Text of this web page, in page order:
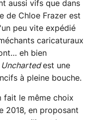
aussi vifs que dans
de Chloe Frazer est
peu vite expédié
caricaturaux
eh bien
Unchartedest une
à pleine bouche.
fait le même choix
2018, en proposant